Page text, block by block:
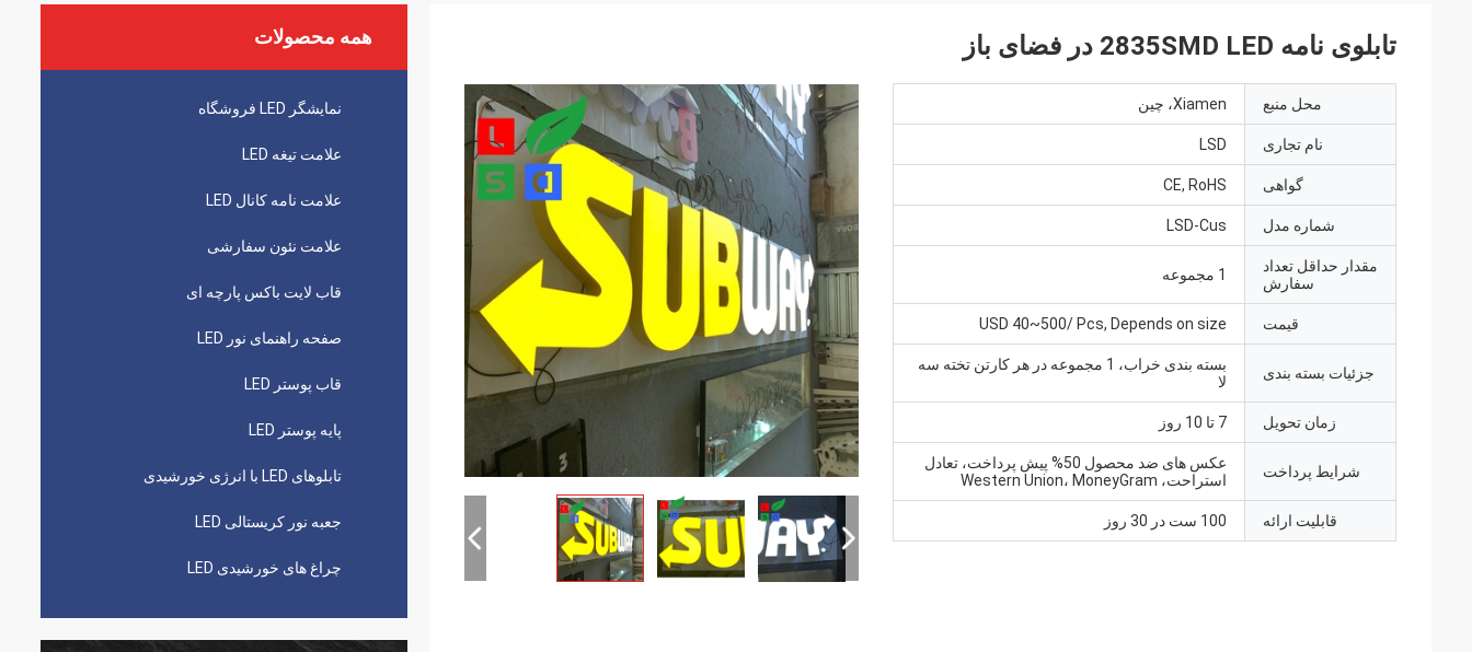
همه محصولات
نمایشگر LED فروشگاه
علامت تیغه LED
علامت نامه کانال LED
علامت نئون سفارشی
قاب لایت باکس پارچه ای
صفحه راهنمای نور LED
قاب پوستر LED
پایه پوستر LED
تابلوهای LED با انرژی خورشیدی
جعبه نور کریستالی LED
چراغ های خورشیدی LED
تابلوی نامه 2835SMD LED در فضای باز
محل منبع Xiamen، چین
نام تجاری LSD
گواهی CE, RoHS
شماره مدل LSD-Cus
مقدار حداقل تعداد
سفارش
1 مجموعه
قیمت USD 40~500/ Pcs, Depends on size
جزئیات بسته بندی
بسته بندی خراب، 1 مجموعه در هر کارتن تخته سه
لا
زمان تحویل 7 تا 10 روز
شرایط پرداخت
عکس های ضد محصول 50% پیش پرداخت، تعادل
استراحت، Western Union، MoneyGram
قابلیت ارائه 100 ست در 30 روز